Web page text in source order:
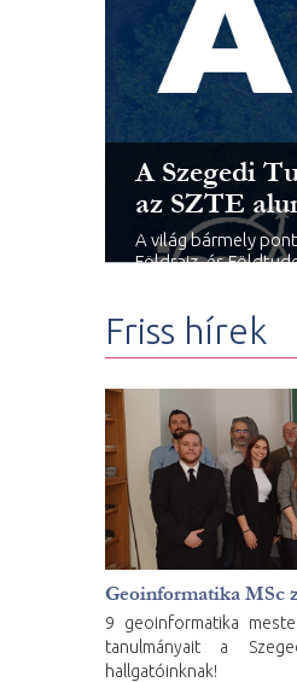
A Szegedi
az SZTE
A világ bármely
Földrajz- és
Friss hírek
Geoinformatika MSc
9 geoinformatika
tanulmányait a
hallgatóinknak!